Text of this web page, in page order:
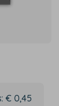
€ 0,45